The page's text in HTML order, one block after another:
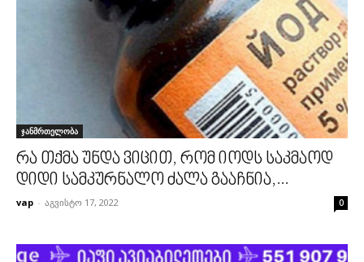
ჯანმრთელობა
რა თქმა უნდა ვიცით, რომ იოდს საკმაოდ
დიდი სამკურნალო ძალა გააჩნია,...
vap - აგვისტო 17, 2022 0